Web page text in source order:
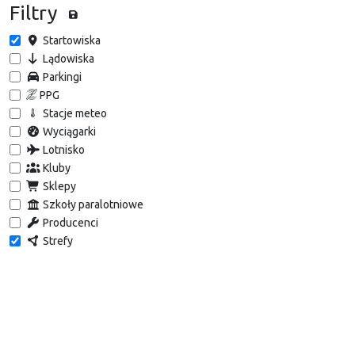
Filtry
Startowiska
Lądowiska
Parkingi
PPG
Stacje meteo
Wyciągarki
Lotnisko
Kluby
Sklepy
Szkoły paralotniowe
Producenci
Strefy